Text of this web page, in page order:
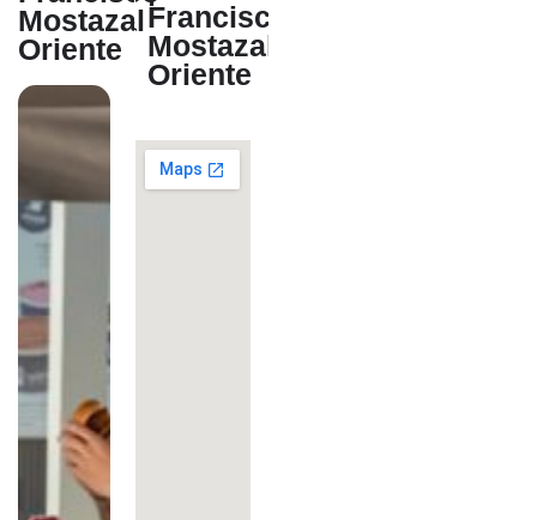
Mostazal
Oriente
Francisco
Mostazal
Oriente